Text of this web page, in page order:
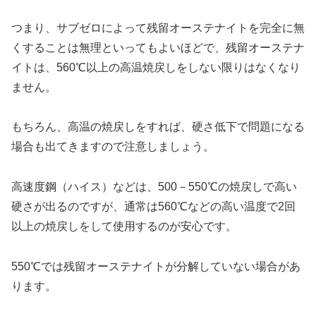
つまり、サブゼロによって残留オーステナイトを完全に無
くすることは無理といってもよいほどで、残留オーステナ
イトは、560℃以上の高温焼戻しをしない限りはなくなり
ません。
もちろん、高温の焼戻しをすれば、硬さ低下で問題になる
場合も出てきますので注意しましょう。
高速度鋼（ハイス）などは、500－550℃の焼戻しで高い
硬さが出るのですが、通常は560℃などの高い温度で2回
以上の焼戻しをして使用するのが安心です。
550℃では残留オーステナイトが分解していない場合があ
ります。